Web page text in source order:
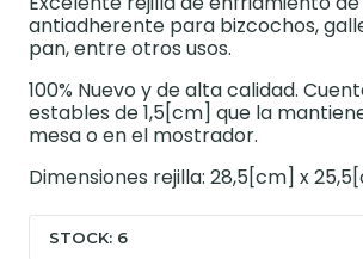
antiadherente para bizcochos,
pan, entre otros usos.
100% Nuevo y de alta calidad.
estables de 1,5[cm] que la
mesa o en el mostrador.
Dimensiones rejilla: 28,5[cm] x
STOCK: 6